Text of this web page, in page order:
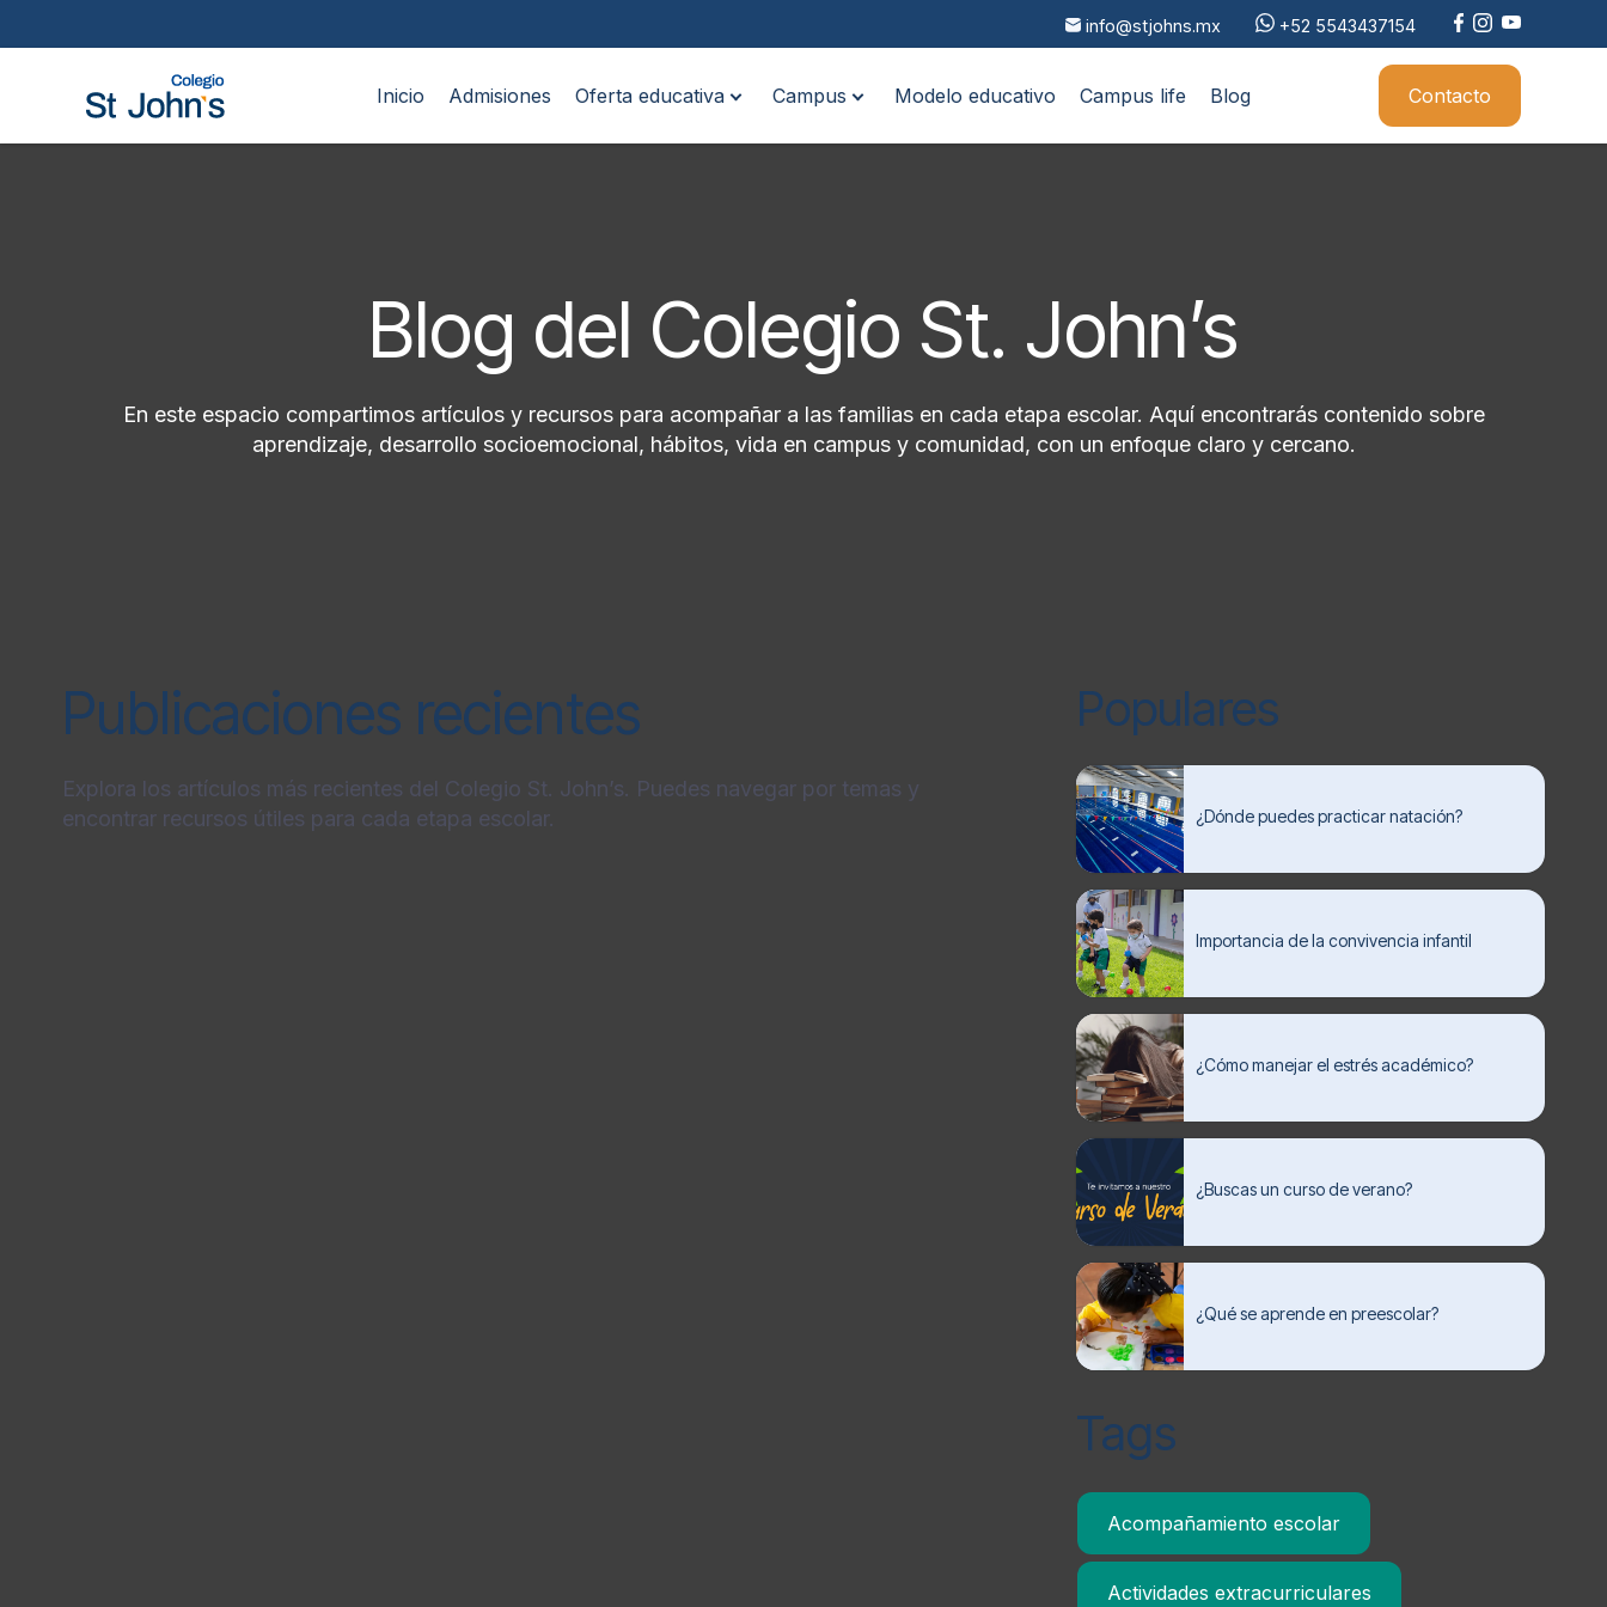
info@stjohns.mx +52 5543437154
Inicio Admisiones Oferta educativa Campus Modelo educativo Campus life Blog Contacto
Blog del Colegio St. John’s
En este espacio compartimos artículos y recursos para acompañar a las familias en cada etapa escolar. Aquí encontrarás contenido sobre
aprendizaje, desarrollo socioemocional, hábitos, vida en campus y comunidad, con un enfoque claro y cercano.
Publicaciones recientes
Explora los artículos más recientes del Colegio St. John’s. Puedes navegar por temas y
encontrar recursos útiles para cada etapa escolar.
Populares
¿Dónde puedes practicar natación?
Importancia de la convivencia infantil
¿Cómo manejar el estrés académico?
¿Buscas un curso de verano?
¿Qué se aprende en preescolar?
Tags
Acompañamiento escolar
Actividades extracurriculares